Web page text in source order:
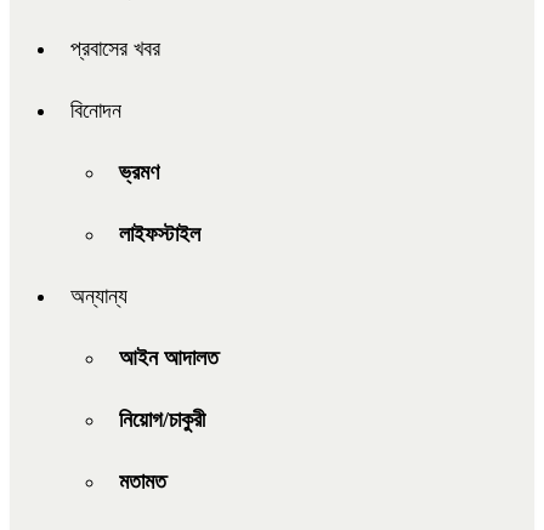
প্রবাসের খবর
বিনোদন
ভ্রমণ
লাইফস্টাইল
অন্যান্য
আইন আদালত
নিয়োগ/চাকুরী
মতামত